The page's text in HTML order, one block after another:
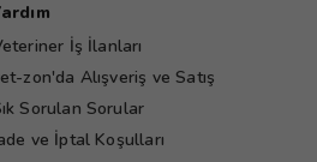
İş İlanları
zon'da Alışveriş ve Satış
Sorulan Sorular
ve İptal Koşulları